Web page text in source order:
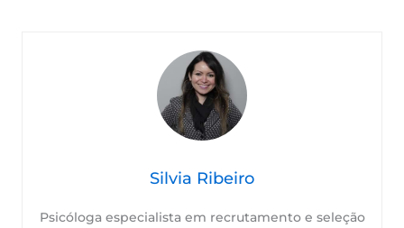
Silvia Ribeiro
Psicóloga especialista em recrutamento e seleção